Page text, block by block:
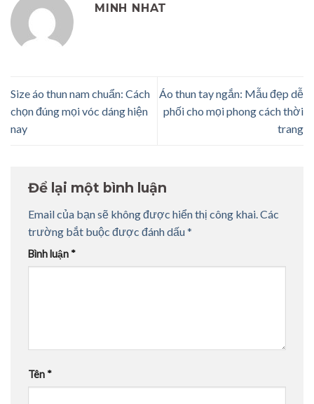
MINH NHAT
Size áo thun nam chuẩn: Cách
chọn đúng mọi vóc dáng hiện
nay
Áo thun tay ngắn: Mẫu đẹp dễ
phối cho mọi phong cách thời
trang
Để lại một bình luận
Email của bạn sẽ không được hiển thị công khai. Các
trường bắt buộc được đánh dấu*
Bình luận *
Tên *